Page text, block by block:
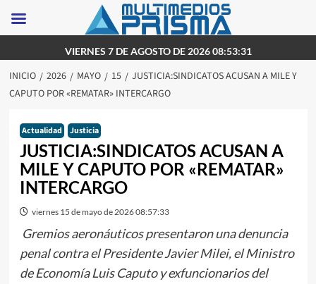
al
contenido
VIERNES 7 DE AGOSTO DE 2026 08:53:31
INICIO 2026 MAYO 15
JUSTICIA:SINDICATOS ACUSAN A MILE Y
CAPUTO POR «REMATAR» INTERCARGO
Actualidad Justicia
JUSTICIA:SINDICATOS ACUSAN A
MILE Y CAPUTO POR «REMATAR»
INTERCARGO
viernes 15 de mayo de 2026 08:57:33
Gremios aeronáuticos presentaron una denuncia
penal contra el Presidente Javier Milei, el Ministro
de Economía Luis Caputo y exfuncionarios del